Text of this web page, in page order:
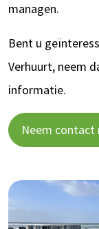
managen.
Bent u
Verhuurt, neem
informatie.
Neem contact